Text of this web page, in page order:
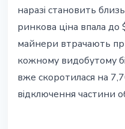
наразі становить
ринкова ціна впала
майнери втрачають
кожному видобутому
вже скоротилася на
відключення частини